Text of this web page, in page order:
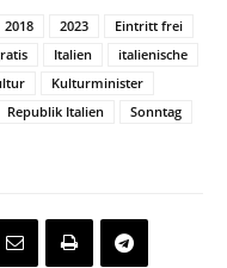
2018 2023
Eintritt frei
Italien
italienische
Kulturminister
Republik Italien
Sonntag